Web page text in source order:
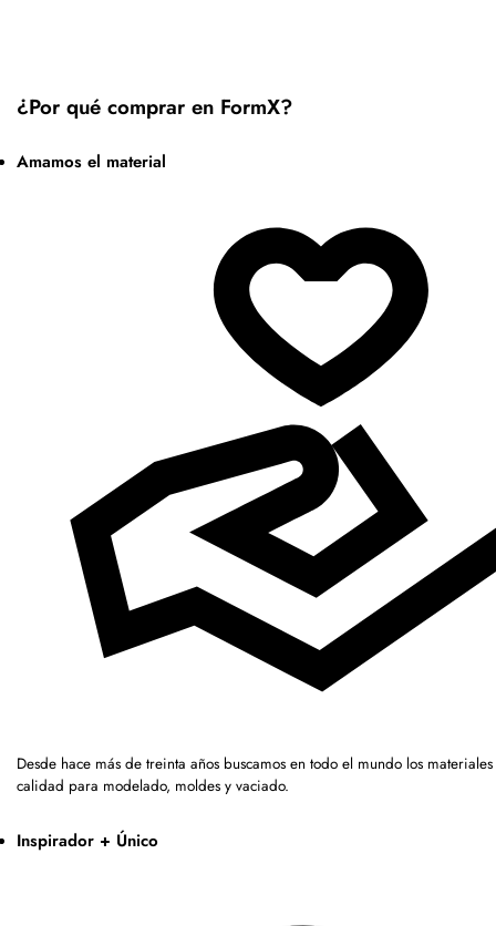
¿Por qué comprar en FormX?
Amamos el material
Desde hace más de treinta años buscamos en todo el mundo los
calidad para modelado, moldes y vaciado.
Inspirador + Único